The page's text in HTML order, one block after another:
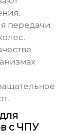
передачи
с ЧПУ